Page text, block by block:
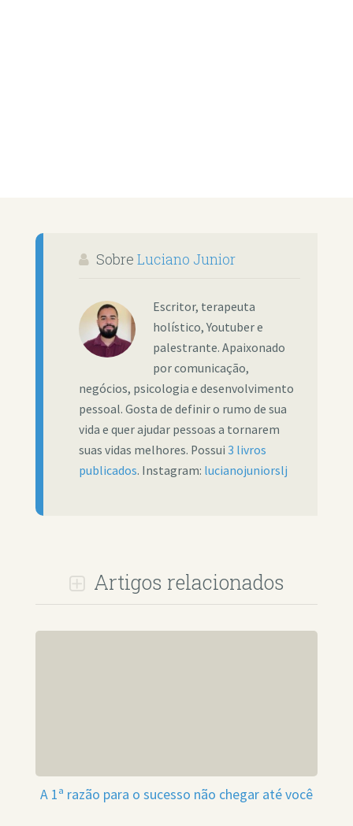
Sobre Luciano Junior
Escritor, terapeuta
holístico, Youtuber e
palestrante. Apaixonado
por comunicação,
negócios, psicologia e desenvolvimento
pessoal. Gosta de definir o rumo de sua
vida e quer ajudar pessoas a tornarem
suas vidas melhores. Possui 3 livros
publicados. Instagram: lucianojuniorslj
Artigos relacionados
A 1ª razão para o sucesso não chegar até você